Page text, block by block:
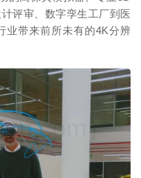
评审、数字孪生工厂到医
业带来前所未有的4K分辨
）